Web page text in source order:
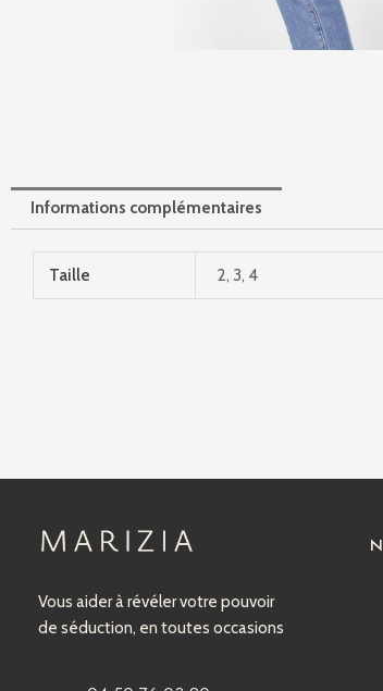
Informations complémentaires
Taille 2, 3, 4
Vous aider à révéler votre pouvoir
de séduction, en toutes occasions